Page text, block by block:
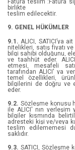
Fatura teslim :Fatura
birlikte
teslim edilecektir.
9. GENEL HÜKÜMLER
9.1. ALICI, SATICI’ya
nitelikleri, satış fiyatı
bilgi sahibi olduğunu,
ve taahhüt eder.
etmesi, mesafeli
tarafından ALICI' ya
temel özellikleri,
bilgilerini de doğru ve
eder.
9.2. Sözleşme konusu
ile ALICI' nın yerleşim
bilgiler kısmında
adresteki kişi ve/veya
teslim edilememesi
saklıdır.
9.3. SATICI, Sözleşme
Marcos Eduardo
Maria Konnikova
Mavisel Yener
Megan Miranda
Meltem Güner
Miguel Angel Violan
Miranda Dickinson
Murat Gülen
Tasavvuf
CEREN MELEK
Gerilim